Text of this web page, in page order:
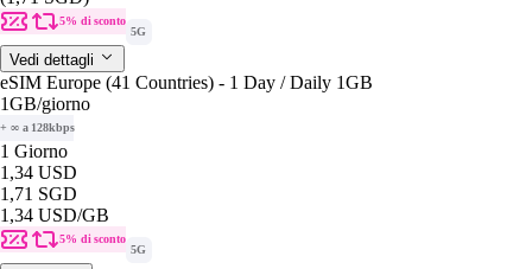
5% di sconto
5G
Vedi dettagli
eSIM Europe (41 Countries) - 1 Day / Daily 1GB
1GB/giorno
+ ∞ a 128kbps
1 Giorno
1,34 USD
1,71 SGD
1,34 USD/GB
5% di sconto
5G